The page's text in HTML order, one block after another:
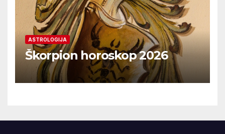
ASTROLOGIJA
Škorpion horoskop 2026